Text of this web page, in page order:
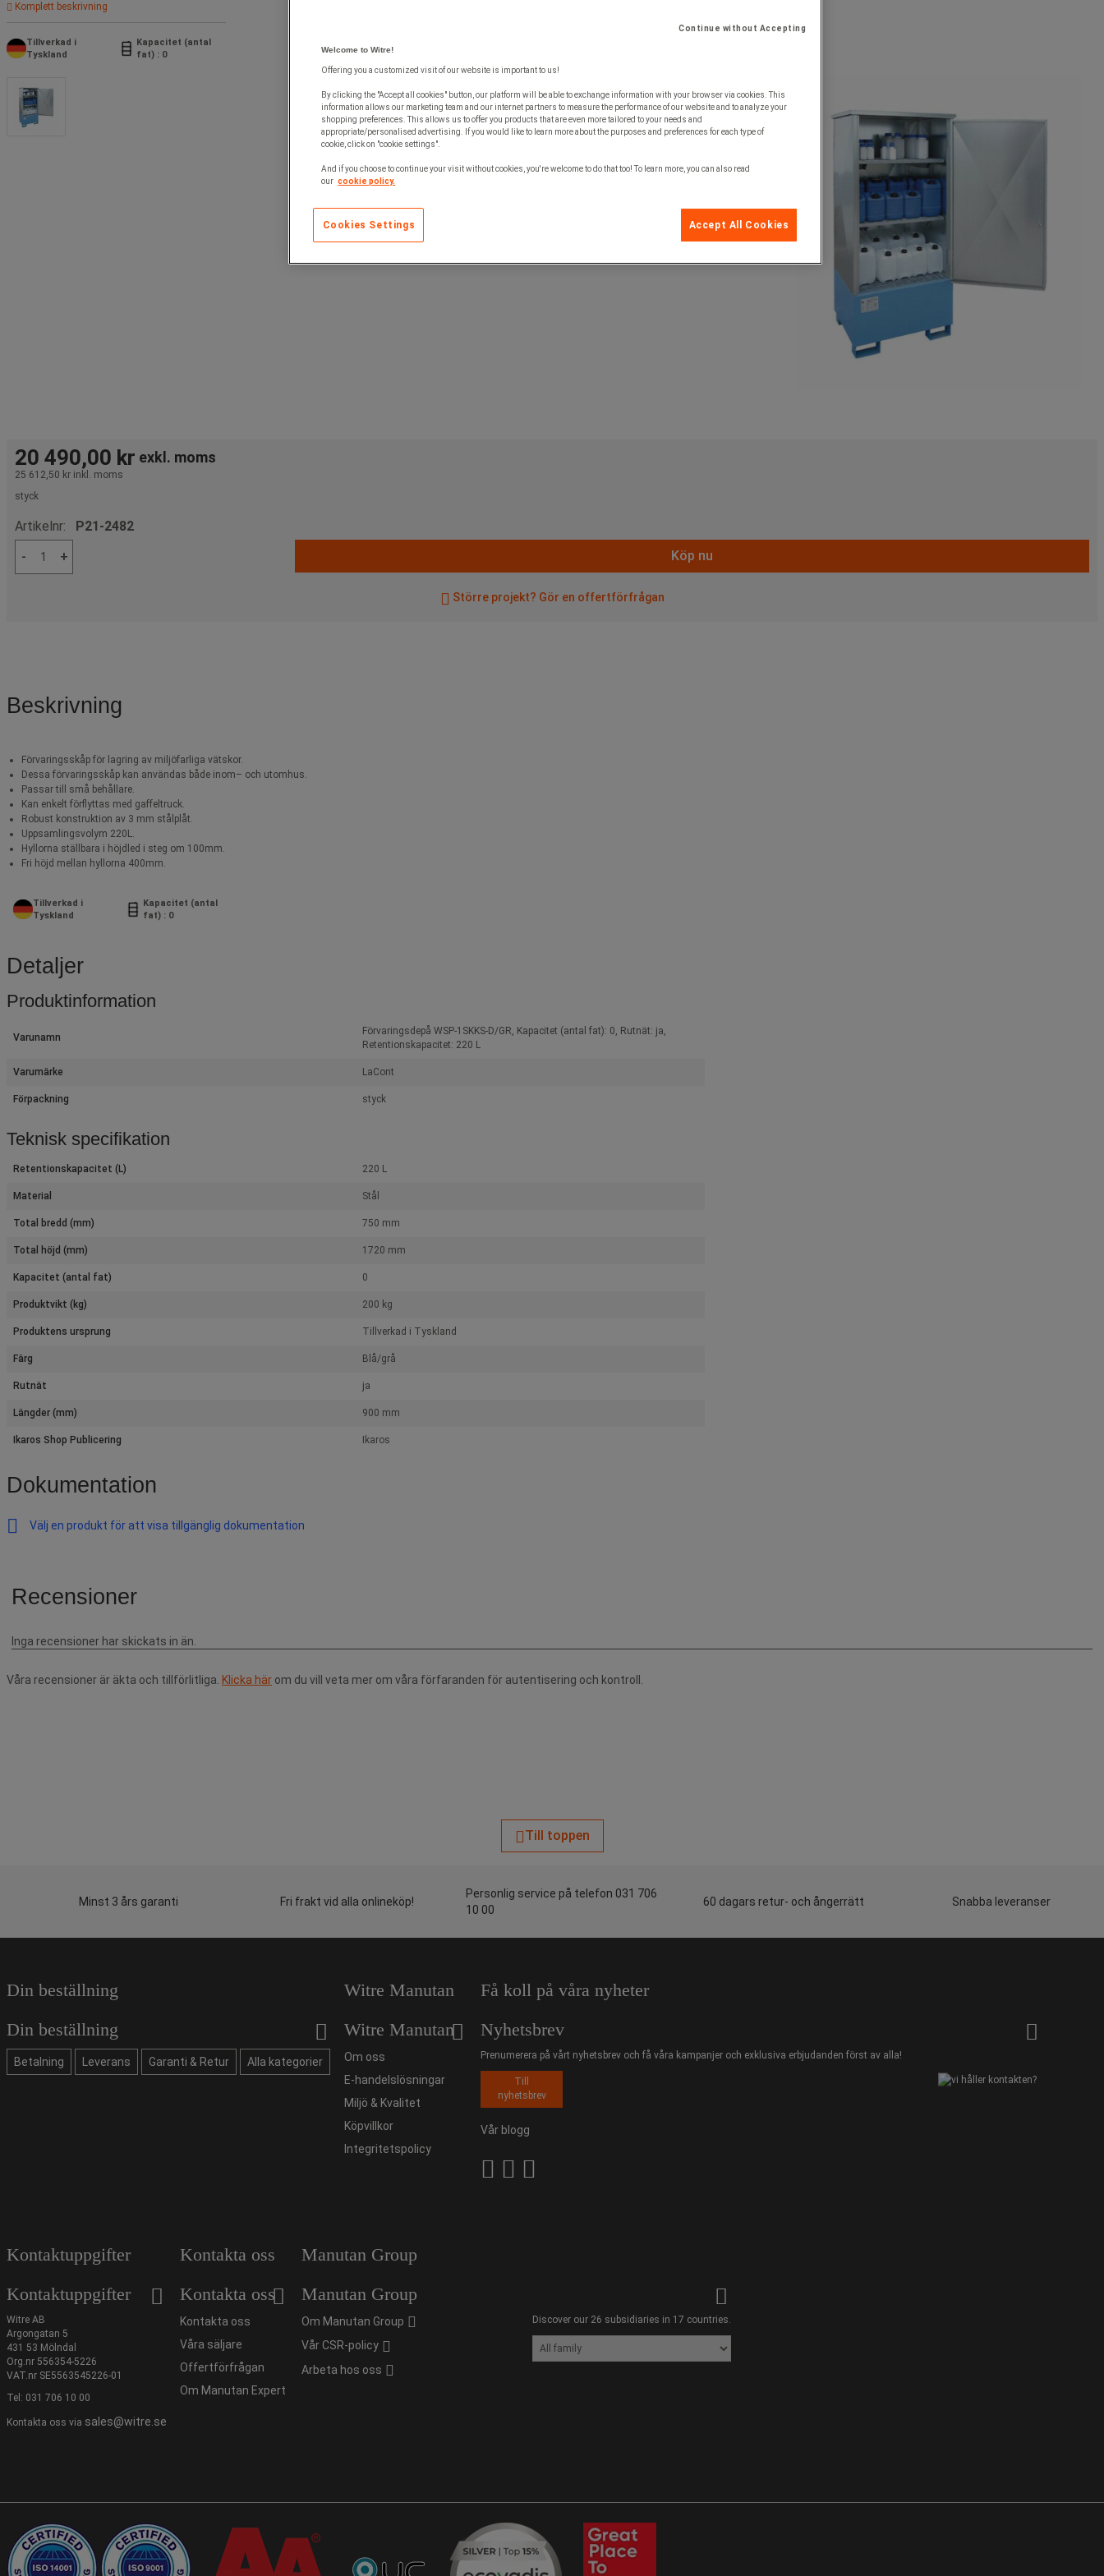
Komplett beskrivning
Tillverkad i
Tyskland
Kapacitet (antal
fat) : 0
20 490,00 kr exkl. moms
25 612,50 kr inkl. moms
styck
Artikelnr: P21-2482
-
+ Köp nu
Större projekt? Gör en offertförfrågan
Beskrivning
Förvaringsskåp för lagring av miljöfarliga vätskor.
Dessa förvaringsskåp kan användas både inom– och utomhus.
Passar till små behållare.
Kan enkelt förflyttas med gaffeltruck.
Robust konstruktion av 3 mm stålplåt.
Uppsamlingsvolym 220L.
Hyllorna ställbara i höjdled i steg om 100mm.
Fri höjd mellan hyllorna 400mm.
Tillverkad i
Tyskland
Kapacitet (antal
fat) : 0
Detaljer
Produktinformation
Varunamn
Förvaringsdepå WSP-1SKKS-D/GR, Kapacitet (antal fat): 0, Rutnät: ja,
Retentionskapacitet: 220 L
Varumärke LaCont
Förpackning styck
Teknisk specifikation
Retentionskapacitet (L) 220 L
Material Stål
Total bredd (mm) 750 mm
Total höjd (mm) 1720 mm
Kapacitet (antal fat) 0
Produktvikt (kg) 200 kg
Produktens ursprung Tillverkad i Tyskland
Färg Blå/grå
Rutnät ja
Längder (mm) 900 mm
Ikaros Shop Publicering Ikaros
Dokumentation
Välj en produkt för att visa tillgänglig dokumentation
Våra recensioner är äkta och tillförlitliga. Klicka här om du vill veta mer om våra förfaranden för autentisering och kontroll.
Till toppen
Minst 3 års garanti Fri frakt vid alla onlineköp!
Personlig service på telefon 031 706
10 00
60 dagars retur- och ångerrätt Snabba leveranser
Din beställning
Din beställning
Betalning Leverans Garanti & Retur Alla kategorier
Witre Manutan
Witre Manutan
Om oss
E-handelslösningar
Miljö & Kvalitet
Köpvillkor
Integritetspolicy
Få koll på våra nyheter
Nyhetsbrev
Prenumerera på vårt nyhetsbrev och få våra kampanjer och exklusiva erbjudanden först av alla!
Till
nyhetsbrev
Vår blogg
Kontaktuppgifter
Kontaktuppgifter
Witre AB
Argongatan 5
431 53 Mölndal
Org.nr 556354-5226
VAT.nr SE5563545226-01
Tel: 031 706 10 00
Kontakta oss via sales@witre.se
Kontakta oss
Kontakta oss
Kontakta oss
Våra säljare
Offertförfrågan
Om Manutan Expert
Manutan Group
Manutan Group
Om Manutan Group
Vår CSR-policy
Arbeta hos oss
Discover our 26 subsidiaries in 17 countries.
Continue without Accepting
Welcome to Witre!
Offering you a customized visit of our website is important to us!
By clicking the "Accept all cookies" button, our platform will be able to exchange information with your browser via cookies. This
information allows our marketing team and our internet partners to measure the performance of our website and to analyze your
shopping preferences. This allows us to offer you products that are even more tailored to your needs and
appropriate/personalised advertising. If you would like to learn more about the purposes and preferences for each type of
cookie, click on "cookie settings".
And if you choose to continue your visit without cookies, you're welcome to do that too! To learn more, you can also read
our cookie policy.
Accept All Cookies
Cookies Settings